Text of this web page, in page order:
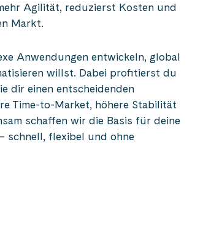
Agilität, reduzierst Kosten und
Markt.
Anwendungen entwickeln, global
willst. Dabei profitierst du
dir einen entscheidenden
Time-to-Market, höhere Stabilität
schaffen wir die Basis für deine
schnell, flexibel und ohne